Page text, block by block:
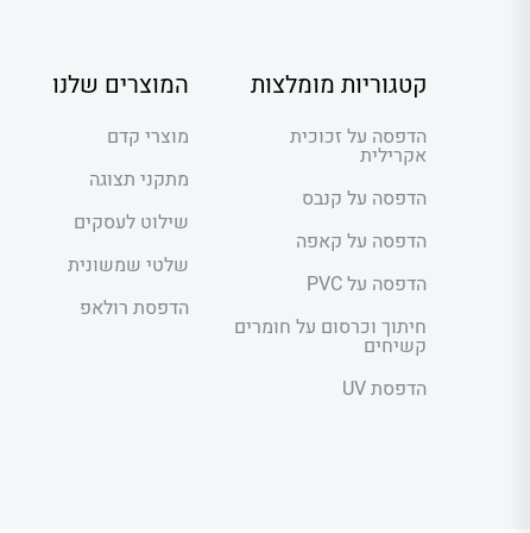
קטגוריות מומלצות
הדפסה על זכוכית
אקרילית
הדפסה על קנבס
הדפסה על קאפה
הדפסה על PVC
חיתוך וכרסום על חומרים
קשיחים
הדפסת UV
המוצרים שלנו
מוצרי קדם
מתקני תצוגה
שילוט לעסקים
שלטי שמשונית
הדפסת רולאפ